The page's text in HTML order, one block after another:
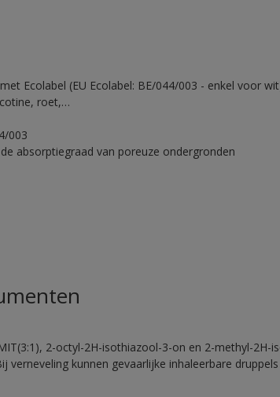
Ecolabel (EU Ecolabel: BE/044/003 - enkel voor
roet,…
003
absorptiegraad van poreuze ondergronden
2-octyl-2H-isothiazool-3-on en 2-methyl-2H-
verneveling kunnen gevaarlijke inhaleerbare